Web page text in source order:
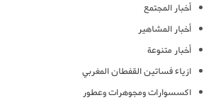
أخبار المجتمع
أخبار المشاهير
أخبار متنوعة
ازياء فساتين القفطان المغربي
اكسسوارات ومجوهرات وعطور